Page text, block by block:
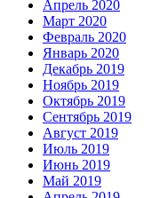
Апрель 2020
Март 2020
Февраль 2020
Январь 2020
Декабрь 2019
Ноябрь 2019
Октябрь 2019
Сентябрь 2019
Август 2019
Июль 2019
Июнь 2019
Май 2019